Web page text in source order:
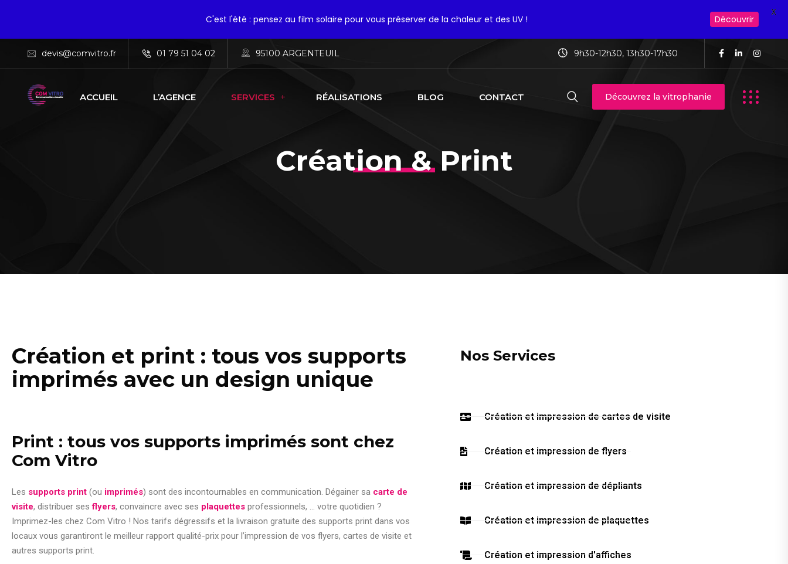
devis@comvitro.fr 01 79 51 04 02 95100 ARGENTEUIL 9h30-12h30, 13h30-17h30
ACCUEIL L’AGENCE SERVICES RÉALISATIONS BLOG CONTACT Découvrez la vitrophanie
Création & Print
Création et print : tous vos supports
imprimés avec un design unique
Print : tous vos supports imprimés sont chez
Com Vitro
Les supports print (ou imprimés) sont des incontournables en communication. Dégainer sa carte de
visite, distribuer sesflyers, convaincre avec ses plaquettes professionnels, … votre quotidien ?
Imprimez-les chez Com Vitro ! Nos tarifs dégressifs et la livraison gratuite des supports print dans vos
locaux vous garantiront le meilleur rapport qualité-prix pour l’impression de vos flyers, cartes de visite et
autres supports print.
NosServices
Création et impression de cartes de visite
Création et impression de flyers
Création et impression de dépliants
Création et impression de plaquettes
Création et impression d'affiches
C'est l'été : pensez au film solaire pour vous préserver de la chaleur et des UV ! Découvrir
X